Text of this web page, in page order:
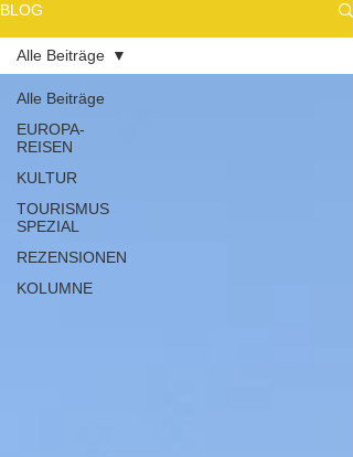
BLOG
Alle Beiträge
EUROPA-
REISEN
KULTUR
TOURISMUS
SPEZIAL
REZENSIONEN
KOLUMNE
Alle Beiträge